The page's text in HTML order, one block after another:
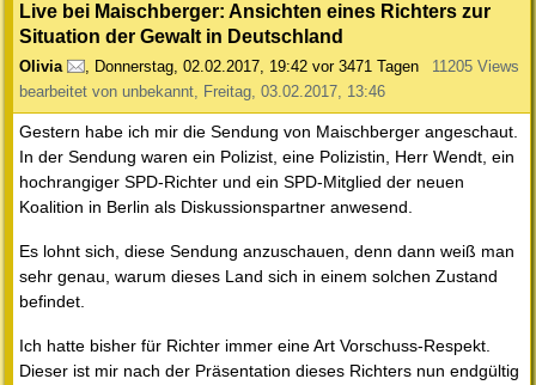
Live bei Maischberger: Ansichten eines Richters zur
Situation der Gewalt in Deutschland
Olivia , Donnerstag, 02.02.2017, 19:42 vor 3471 Tagen
11205 Views
bearbeitet von unbekannt, Freitag, 03.02.2017, 13:46
Gestern habe ich mir die Sendung von Maischberger angeschaut.
In der Sendung waren ein Polizist, eine Polizistin, Herr Wendt, ein
hochrangiger SPD-Richter und ein SPD-Mitglied der neuen
Koalition in Berlin als Diskussionspartner anwesend.
Es lohnt sich, diese Sendung anzuschauen, denn dann weiß man
sehr genau, warum dieses Land sich in einem solchen Zustand
befindet.
Ich hatte bisher für Richter immer eine Art Vorschuss-Respekt.
Dieser ist mir nach der Präsentation dieses Richters nun endgültig